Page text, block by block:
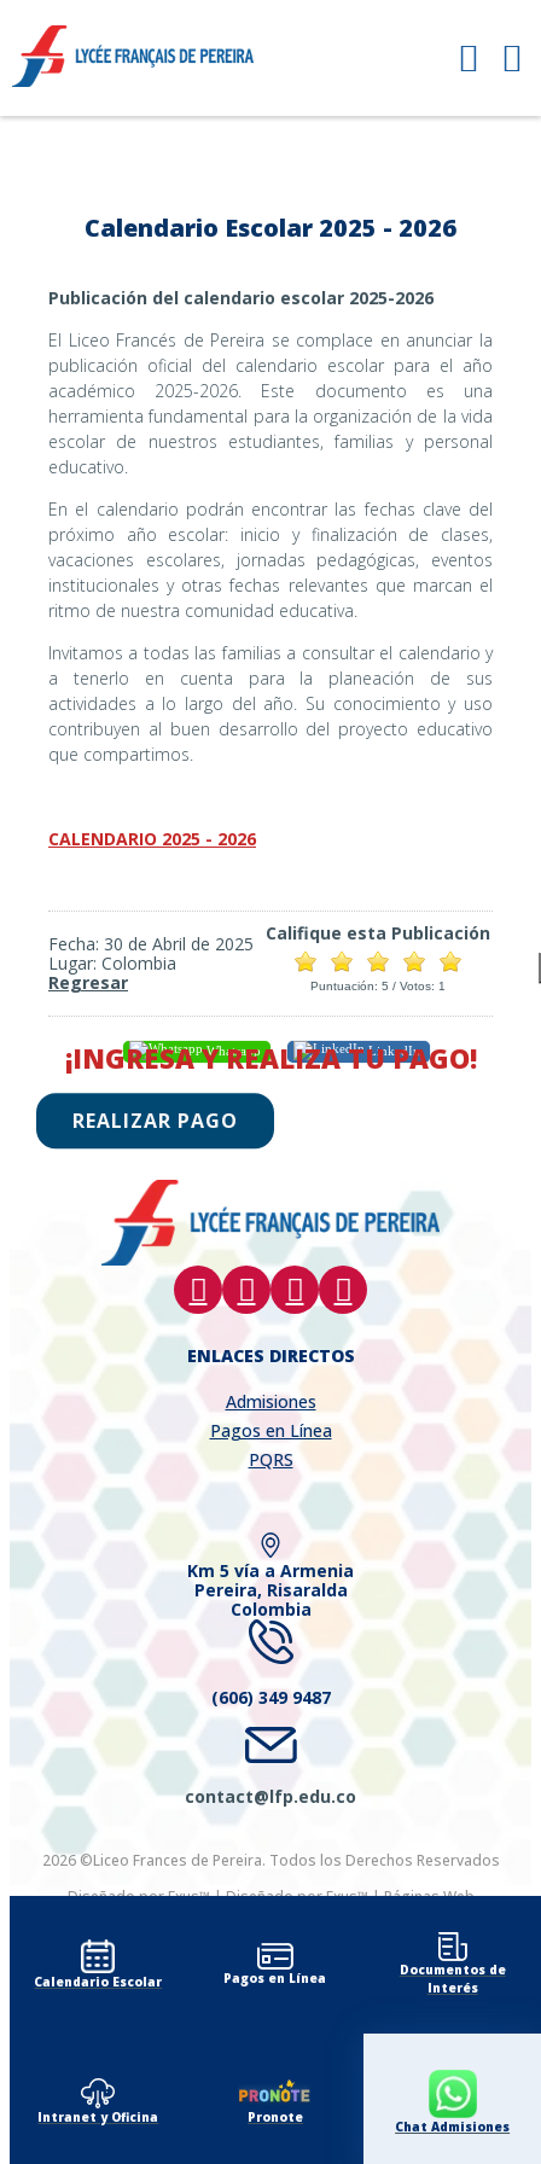
Calendario Escolar 2025 - 2026
Publicación del calendario escolar 2025-2026
El Liceo Francés de Pereira se complace en anunciar la
publicación oficial del calendario escolar para el año
académico 2025-2026. Este documento es una
herramienta fundamental para la organización de la vida
escolar de nuestros estudiantes, familias y personal
educativo.
En el calendario podrán encontrar las fechas clave del
próximo año escolar: inicio y finalización de clases,
vacaciones escolares, jornadas pedagógicas, eventos
institucionales y otras fechas relevantes que marcan el
ritmo de nuestra comunidad educativa.
Invitamos a todas las familias a consultar el calendario y
a tenerlo en cuenta para la planeación de sus
actividades a lo largo del año. Su conocimiento y uso
contribuyen al buen desarrollo del proyecto educativo
que compartimos.
CALENDARIO 2025 - 2026
Fecha: 30 de Abril de 2025
Lugar: Colombia
Regresar
Califique esta Publicación
Puntuación: 5 / Votos: 1
Whatsapp LinkedIn
Calendario Escolar Pagos en Línea
Documentos de
Interés
Intranet y Oficina Pronote
Chat Admisiones
ENLACES DIRECTOS
Admisiones
Pagos en Línea
PQRS
Km 5 vía a Armenia
Pereira, Risaralda
Colombia
(606) 349 9487
contact@lfp.edu.co
2026 ©Liceo Frances de Pereira. Todos los Derechos Reservados
Diseñado por Exus™|Diseñado por Exus™ | Páginas Web
¡INGRESA Y REALIZA TU PAGO!
REALIZAR PAGO